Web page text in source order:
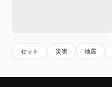
セット 災害 地震